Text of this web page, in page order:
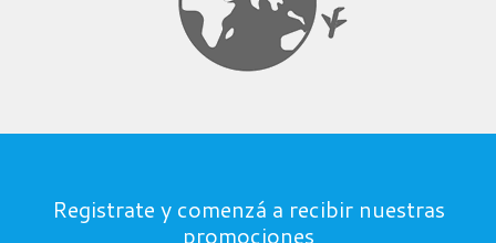
Registrate y comenzá a recibir nuestras
promociones